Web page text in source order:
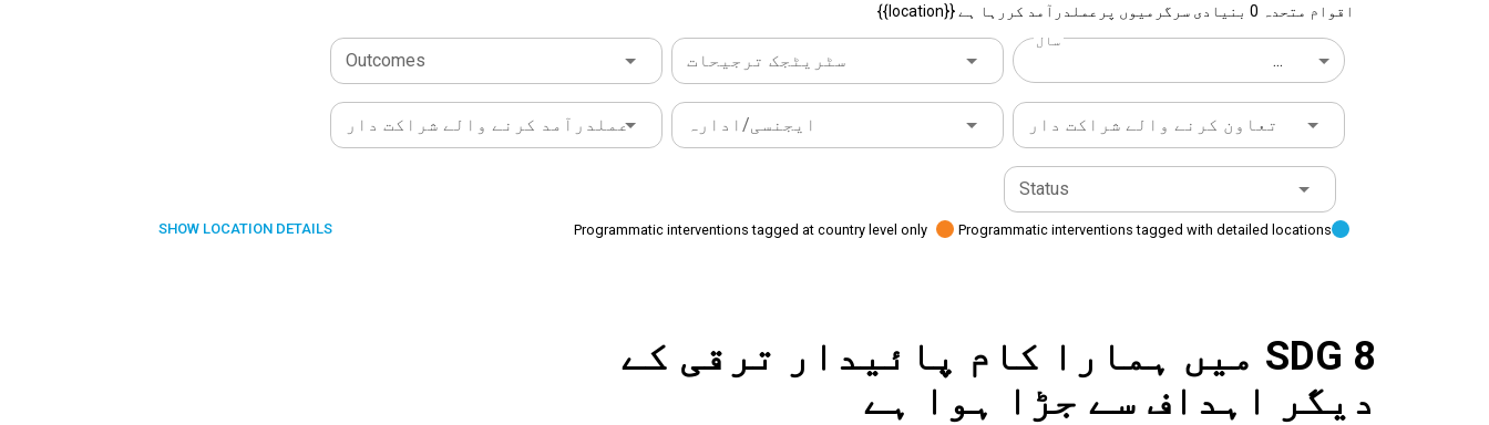
اقوام متحدہ 0 بنیادی سرگرمیوں پرعملدرآمد کررہا ہے {{location}}
سال
... سٹریٹجک ترجیحات Outcomes
تعاون کرنے والے شراکت دار ایجنسی/ادارہ عملدرآمد کرنے والے شراکت دار
Status
Programmatic interventions tagged with detailed locations
Programmatic interventions tagged at country level only
SHOW LOCATION DETAILS
SDG 8 میں ہمارا کام پائیدار ترقی کے
دیگر اہداف سے جڑا ہوا ہے